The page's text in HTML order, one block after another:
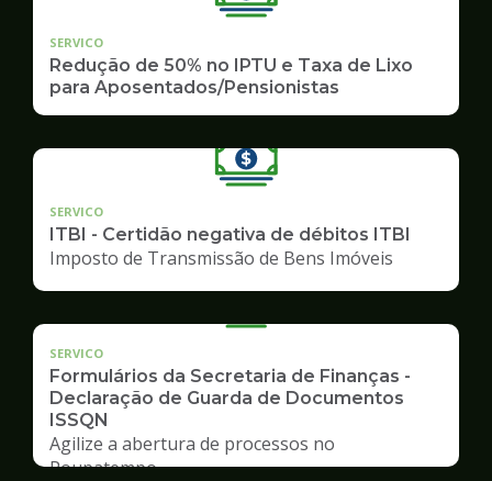
SERVICO
Redução de 50% no IPTU e Taxa de Lixo
para Aposentados/Pensionistas
SERVICO
ITBI - Certidão negativa de débitos ITBI
Imposto de Transmissão de Bens Imóveis
SERVICO
Formulários da Secretaria de Finanças -
Declaração de Guarda de Documentos
ISSQN
Agilize a abertura de processos no
Poupatempo